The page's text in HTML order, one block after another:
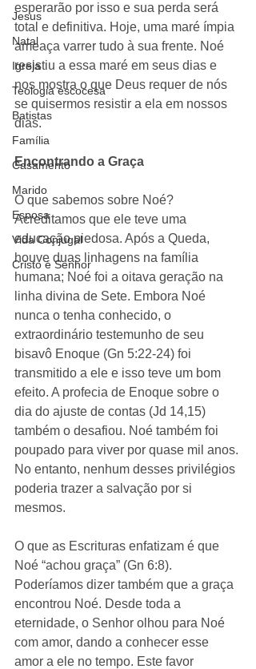
Jesus
Natal
Igreja
Teologia escocesa
Batistas
Família
Casamento
Marido
Esposa
Vida Conjugal
Cristo é Senhor
esperarão por isso e sua perda será
total e definitiva. Hoje, uma maré ímpia
ameaça varrer tudo à sua frente. Noé
resistiu a essa maré em seus dias e
nos mostra o que Deus requer de nós
se quisermos resistir a ela em nossos
dias.
Encontrando a Graça
O que sabemos sobre Noé?
Acreditamos que ele teve uma
educação piedosa. Após a Queda,
houve duas linhagens na família
humana; Noé foi a oitava geração na
linha divina de Sete. Embora Noé
nunca o tenha conhecido, o
extraordinário testemunho de seu
bisavô Enoque (Gn 5:22-24) foi
transmitido a ele e isso teve um bom
efeito. A profecia de Enoque sobre o
dia do ajuste de contas (Jd 14,15)
também o desafiou. Noé também foi
poupado para viver por quase mil anos.
No entanto, nenhum desses privilégios
poderia trazer a salvação por si
mesmos.
O que as Escrituras enfatizam é ​​que
Noé “achou graça” (Gn 6:8).
Poderíamos dizer também que a graça
encontrou Noé. Desde toda a
eternidade, o Senhor olhou para Noé
com amor, dando a conhecer esse
amor a ele no tempo. Este favor